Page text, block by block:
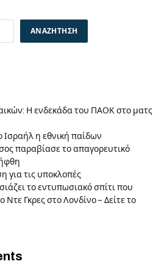
ΑΝΑΖΉΤΗΣΗ
Η ενδεκάδα του ΠΑΟΚ στο ματς
Ισραήλ η εθνική παίδων
παραβίασε το απαγορευτικό
για τις υποκλοπές
το εντυπωσιακό σπίτι που
Ντε Γκρες στο Λονδίνο – Δείτε το